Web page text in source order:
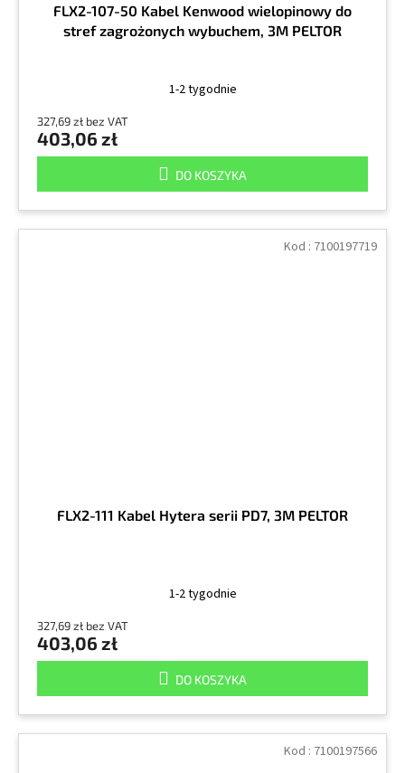
FLX2-107-50 Kabel Kenwood wielopinowy do
stref zagrożonych wybuchem, 3M PELTOR
1-2 tygodnie
327,69 zł bez VAT
403,06 zł
DO KOSZYKA
FLX2-111 Kabel Hytera serii PD7, 3M PELTOR
1-2 tygodnie
327,69 zł bez VAT
403,06 zł
DO KOSZYKA
Kod : 7100197719
Kod : 7100197566